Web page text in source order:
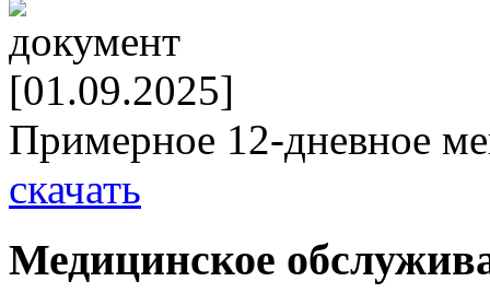
[01.09.2025]
Примерное 12-дневное
скачать
Медицинское